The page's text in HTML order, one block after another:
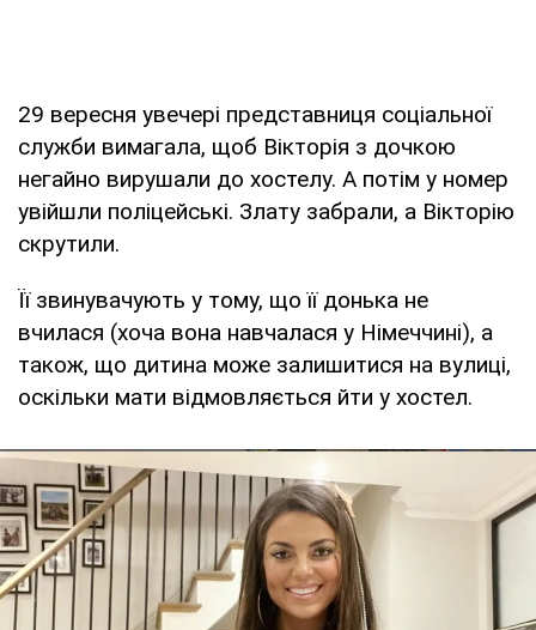
29 вересня увечері представниця соціальної
служби вимагала, щоб Вікторія з дочкою
негайно вирушали до хостелу. А потім у номер
увійшли поліцейські. Злату забрали, а Вікторію
скрутили.
Її звинувачують у тому, що її донька не
вчилася (хоча вона навчалася у Німеччині), а
також, що дитина може залишитися на вулиці,
оскільки мати відмовляється йти у хостел.